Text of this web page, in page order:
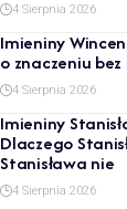
4 Sierpnia 2026
Imieniny
o znaczeniu
4 Sierpnia 2026
Imieniny
Dlaczego
Stanisława nie
4 Sierpnia 2026